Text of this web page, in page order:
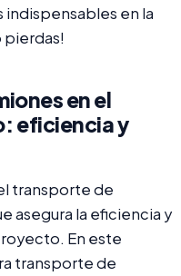
en la
pierdas!
en el
eficiencia y
transporte de
asegura la eficiencia y
En este
transporte de